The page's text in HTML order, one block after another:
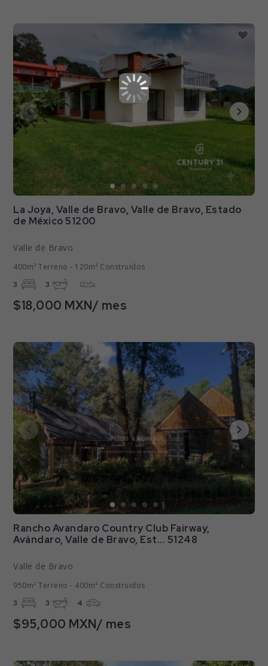
La Joya, Valle de Bravo, Valle de Bravo, Estado
de México 51200
Valle de Bravo
400m² Terreno - 120m² Construidos
3 3
$18,000 MXN/ mes
Rancho Avandaro Country Club Fairway,
Avándaro, Valle de Bravo, Est... 51248
Valle de Bravo
950m² Terreno - 400m² Construidos
3 3 4
$95,000 MXN/ mes